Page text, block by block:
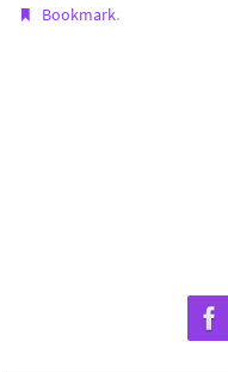
Bookmark.